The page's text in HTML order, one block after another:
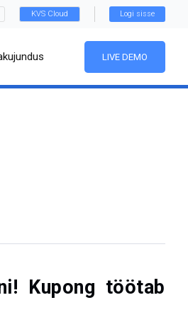
KVS Cloud Logi sisse
LIVE DEMO
Kupong töötab